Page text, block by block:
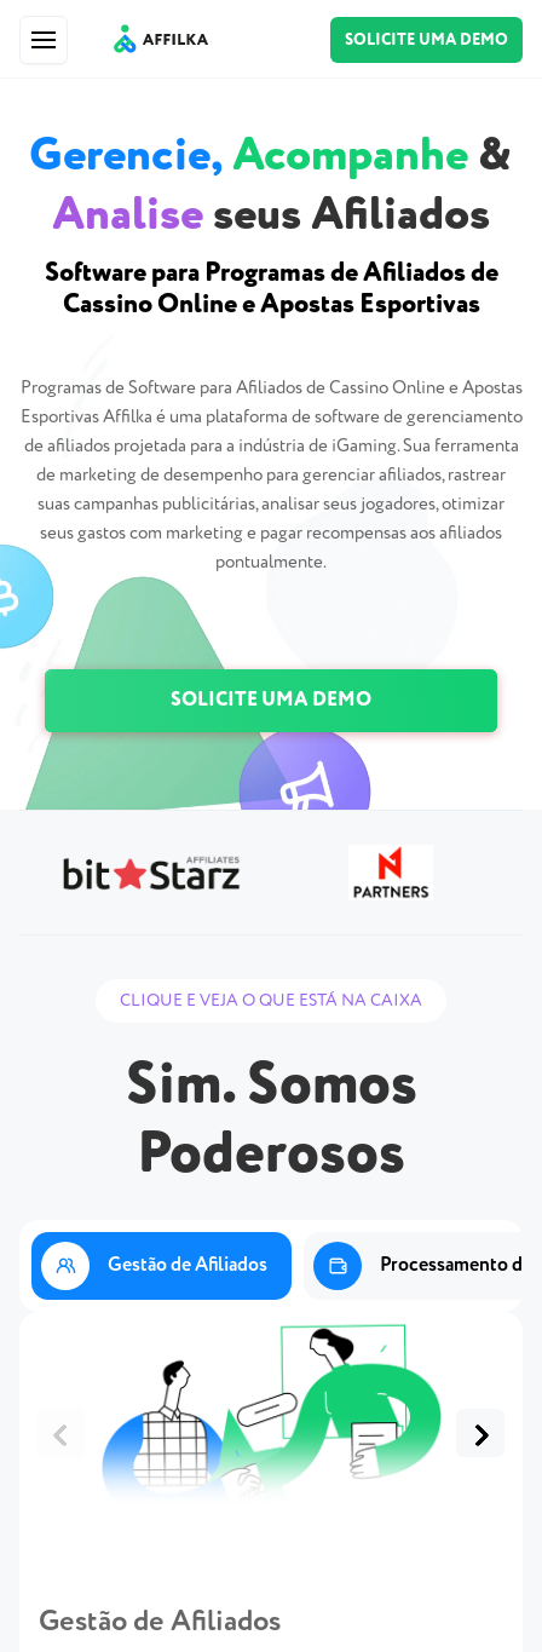
SOLICITE UMA DEMO
Gerencie,Acompanhe&
Analiseseus Afiliados
Software para Programas de Afiliados de
Cassino Online e Apostas Esportivas
Programas de Software para Afiliados de Cassino Online e Apostas
Esportivas Affilka é uma plataforma de software de gerenciamento
de afiliados projetada para a indústria de iGaming. Sua ferramenta
de marketing de desempenho para gerenciar afiliados, rastrear
suas campanhas publicitárias, analisar seus jogadores, otimizar
seus gastos com marketing e pagar recompensas aos afiliados
pontualmente.
SOLICITE UMA DEMO
CLIQUE E VEJA O QUE ESTÁ NA CAIXA
Sim. Somos
Poderosos
Gestão de Afiliados Processamento de
Gestão de Afiliados